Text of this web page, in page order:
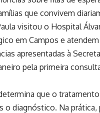
que convivem
visitou o Hospital
em Campos e
apresentadas à
pela primeira
que o
o diagnóstico. Na